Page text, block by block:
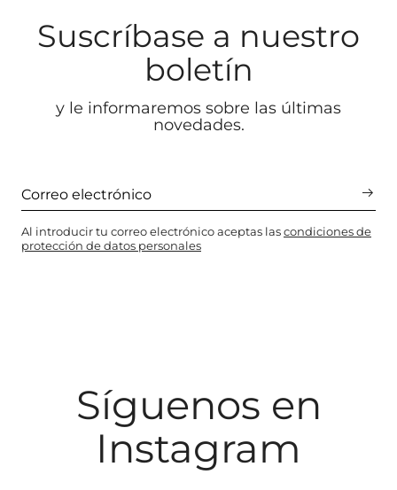
Suscríbase a nuestro
boletín
y le informaremos sobre las últimas
novedades.
Al introducir tu correo electrónico aceptas lascondiciones de
protección de datos personales
Síguenos en
Instagram